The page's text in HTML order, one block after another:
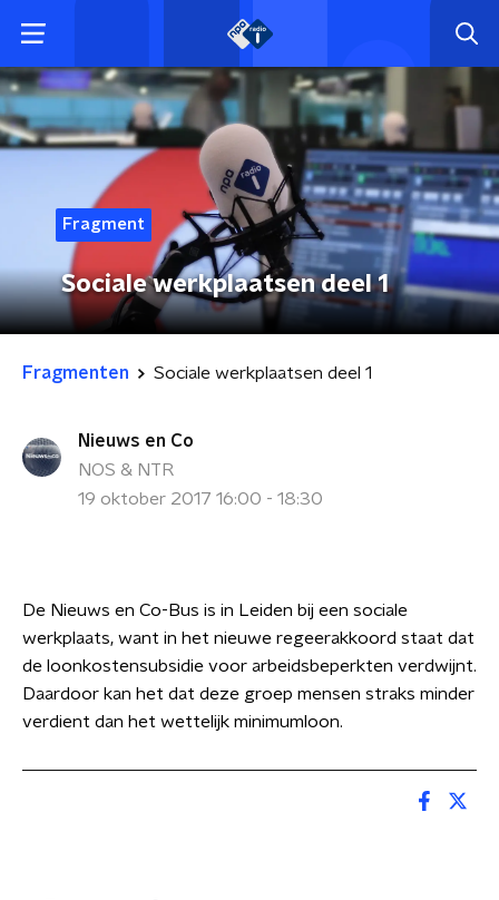
Fragment
Sociale werkplaatsen deel 1
Fragmenten Sociale werkplaatsen deel 1
Nieuws en Co
NOS & NTR
19 oktober 2017 16:00 - 18:30
De Nieuws en Co-Bus is in Leiden bij een sociale
werkplaats, want in het nieuwe regeerakkoord staat dat
de loonkostensubsidie voor arbeidsbeperkten verdwijnt.
Daardoor kan het dat deze groep mensen straks minder
verdient dan het wettelijk minimumloon.